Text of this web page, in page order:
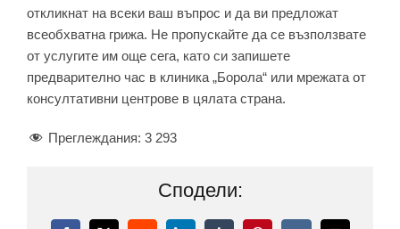
откликнат на всеки ваш въпрос и да ви предложат
всеобхватна грижа. Не пропускайте да се възползвате
от услугите им още сега, като си запишете
предварително час в клиника „Борола“ или мрежата от
консултативни центрове в цялата страна.
Преглеждания: 3 293
Сподели: